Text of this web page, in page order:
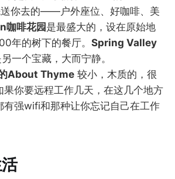
送你去的——户外座位、好咖啡、美
咖啡花园 是最盛大的，设在原始地
年的树下的餐厅。 Spring Valley
一个宝藏，大而宁静。
About Thyme 较小，木质的，很
果你要远程工作几天，在这几个地方
强wifi和那种让你忘记自己在工作